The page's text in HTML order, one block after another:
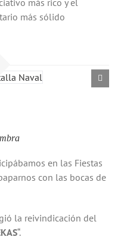
más rico y el
más sólido
en las Fiestas
con las bocas de
la reivindicación del
“.